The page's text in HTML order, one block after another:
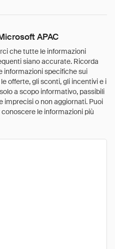
APAC
che tutte le informazioni
siano accurate. Ricorda
informazioni specifiche sui
offerte, gli sconti, gli incentivi e i
a scopo informativo, passibili
imprecisi o non aggiornati. Puoi
le informazioni più